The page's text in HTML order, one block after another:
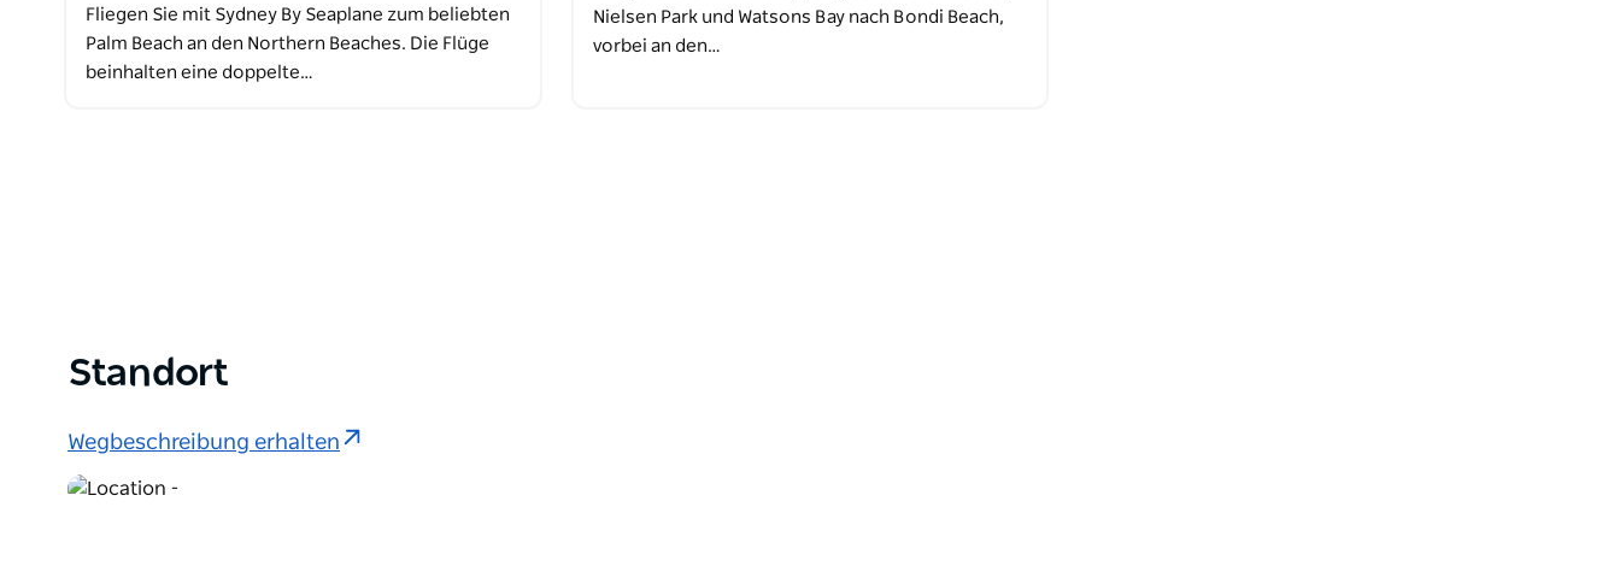
Fliegen Sie mit Sydney By Seaplane zum beliebten
Palm Beach an den Northern Beaches. Die Flüge
beinhalten eine doppelte…
Nielsen Park und Watsons Bay nach Bondi Beach,
vorbei an den…
Standort
Wegbeschreibung erhalten